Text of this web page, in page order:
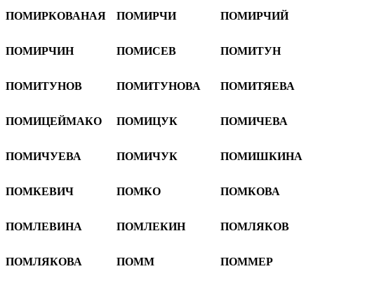
ПОМИРКОВАНАЯ ПОМИРЧИ ПОМИРЧИЙ
ПОМИРЧИН ПОМИСЕВ ПОМИТУН
ПОМИТУНОВ ПОМИТУНОВА ПОМИТЯЕВА
ПОМИЦЕЙМАКО ПОМИЦУК ПОМИЧЕВА
ПОМИЧУЕВА ПОМИЧУК ПОМИШКИНА
ПОМКЕВИЧ ПОМКО ПОМКОВА
ПОМЛЕВИНА ПОМЛЕКИН ПОМЛЯКОВ
ПОМЛЯКОВА ПОММ ПОММЕР